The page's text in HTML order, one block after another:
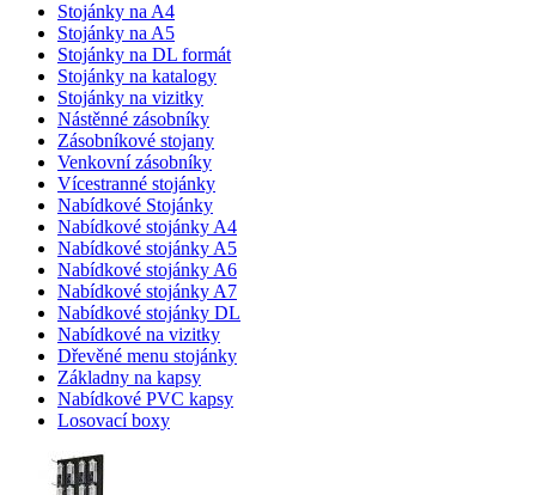
Stojánky na A4
Stojánky na A5
Stojánky na DL formát
Stojánky na katalogy
Stojánky na vizitky
Nástěnné zásobníky
Zásobníkové stojany
Venkovní zásobníky
Vícestranné stojánky
Nabídkové Stojánky
Nabídkové stojánky A4
Nabídkové stojánky A5
Nabídkové stojánky A6
Nabídkové stojánky A7
Nabídkové stojánky DL
Nabídkové na vizitky
Dřevěné menu stojánky
Základny na kapsy
Nabídkové PVC kapsy
Losovací boxy